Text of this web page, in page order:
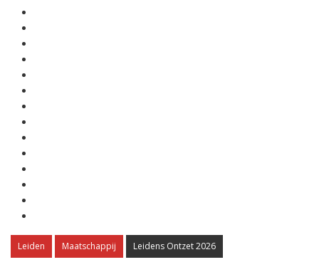
Leiden Maatschappij Leidens Ontzet 2026